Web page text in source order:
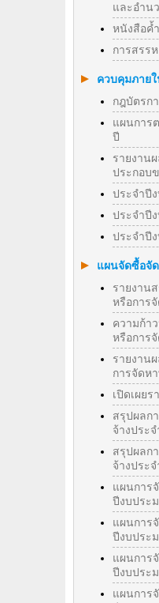
และอำน
หนังสือค้
การสรร
ควบคุมภาย
กฎบัตรก
แผนการ
ปี
รายงาน
ประกอบ
ประจำปี
ประจำปี
ประจำปี
แผนจัดซื้อจั
รายงาน
หรือการ
ความก้า
หรือการ
รายงาน
การจัดห
เปิดเผยร
สรุปผลก
จ้างประจ
สรุปผลก
จ้างประจ
แผนการ
ปีงบประ
แผนการ
ปีงบประ
แผนการ
ปีงบประ
แผนการ